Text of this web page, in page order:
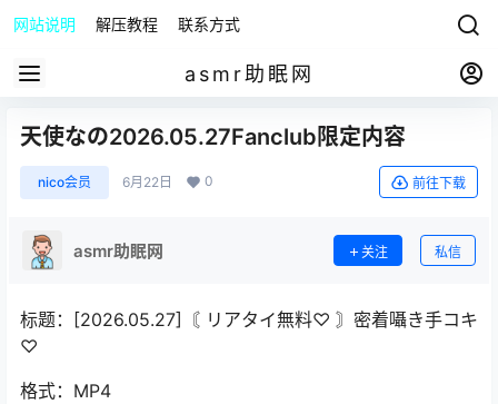
网站说明 解压教程 联系方式
asmr助眠网
天使なの2026.05.27Fanclub限定内容
nico会员 6月22日 0 前往下载
asmr助眠网 关注 私信
标题：[2026.05.27]〘 リアタイ無料♡ 〙密着囁き手コキ
♡
格式：MP4